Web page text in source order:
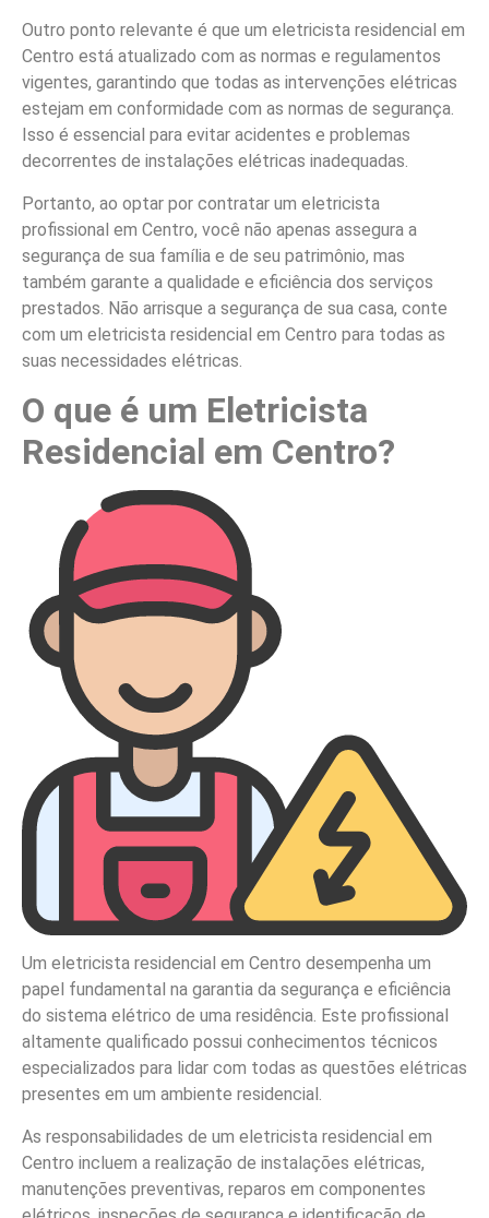
Outro ponto relevante é que um eletricista residencial em
Centro está atualizado com as normas e regulamentos
vigentes, garantindo que todas as intervenções elétricas
estejam em conformidade com as normas de segurança.
Isso é essencial para evitar acidentes e problemas
decorrentes de instalações elétricas inadequadas.
Portanto, ao optar por contratar um eletricista
profissional em Centro, você não apenas assegura a
segurança de sua família e de seu patrimônio, mas
também garante a qualidade e eficiência dos serviços
prestados. Não arrisque a segurança de sua casa, conte
com um eletricista residencial em Centro para todas as
suas necessidades elétricas.
O que é um Eletricista
Residencial em Centro?
Um eletricista residencial em Centro desempenha um
papel fundamental na garantia da segurança e eficiência
do sistema elétrico de uma residência. Este profissional
altamente qualificado possui conhecimentos técnicos
especializados para lidar com todas as questões elétricas
presentes em um ambiente residencial.
As responsabilidades de um eletricista residencial em
Centro incluem a realização de instalações elétricas,
manutenções preventivas, reparos em componentes